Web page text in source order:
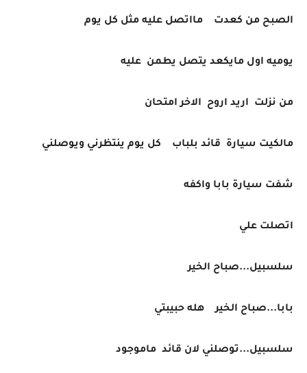
الصبح من كعدت مااتصل عليه مثل كل يوم
يوميه اول مايكعد يتصل يطمن عليه
من نزلت اريد اروح الاخر امتحان
مالكيت سيارة قائد بلباب كل يوم ينتظرني ويوصلني
شفت سيارة بابا واكفه
اتصلت علي
سلسبيل...صباح الخير
بابا...صباح الخير هله حبيبتي
سلسبيل...توصلني لان قائد ماموجود